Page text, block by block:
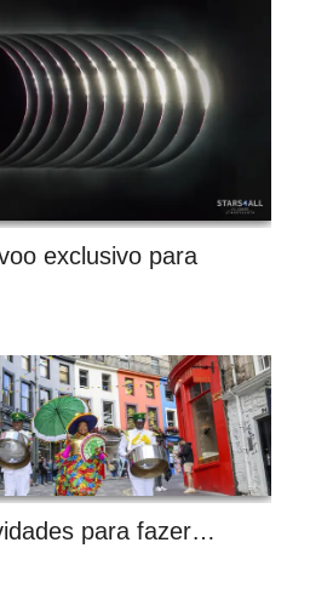
exclusivo para
para fazer…